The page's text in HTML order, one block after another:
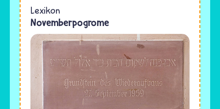
Lexikon
Novemberpogrome